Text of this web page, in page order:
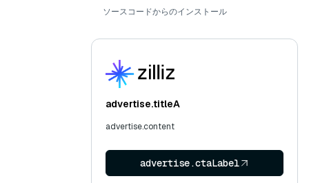
ソースコードからのインストール
advertise.titleA
advertise.content
advertise.ctaLabel